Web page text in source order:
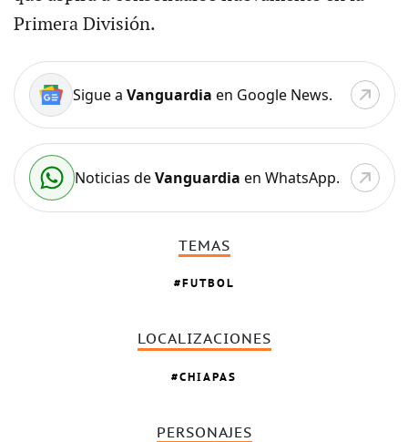
Primera División.
Sigue a Vanguardia en Google News.
Noticias deVanguardia en WhatsApp.
TEMAS
FUTBOL
LOCALIZACIONES
CHIAPAS
PERSONAJES